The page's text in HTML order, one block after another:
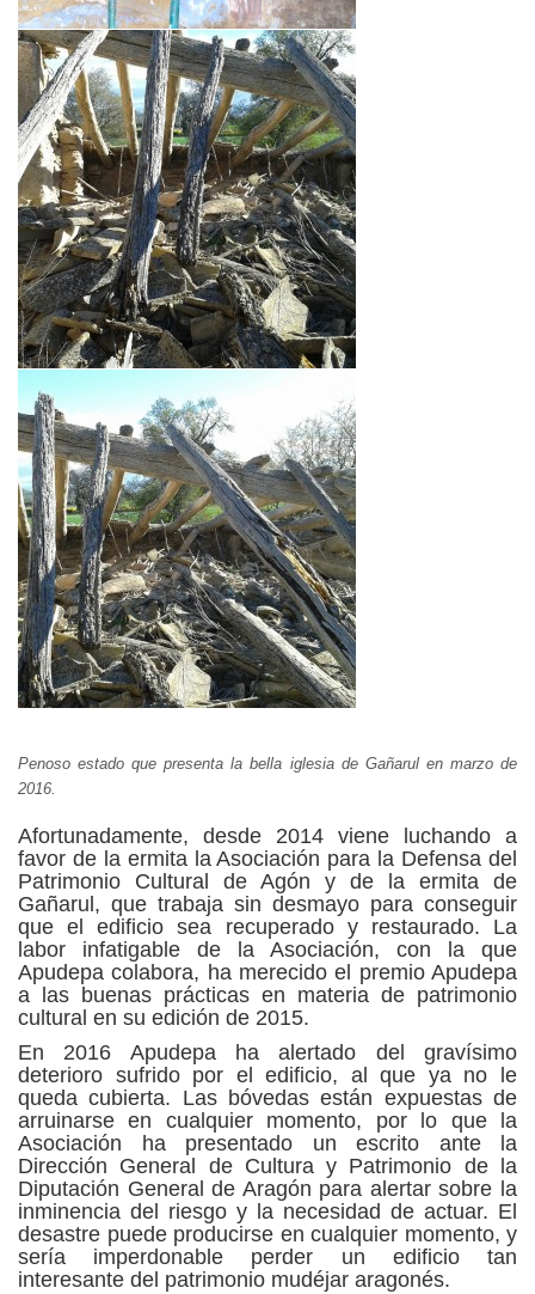
Penoso estado que presenta la bella iglesia de Gañarul en marzo de
2016.
Afortunadamente, desde 2014 viene luchando a
favor de la ermita la Asociación para la Defensa del
Patrimonio Cultural de Agón y de la ermita de
Gañarul, que trabaja sin desmayo para conseguir
que el edificio sea recuperado y restaurado. La
labor infatigable de la Asociación, con la que
Apudepa colabora, ha merecido el premio Apudepa
a las buenas prácticas en materia de patrimonio
cultural en su edición de 2015.
En 2016 Apudepa ha alertado del gravísimo
deterioro sufrido por el edificio, al que ya no le
queda cubierta. Las bóvedas están expuestas de
arruinarse en cualquier momento, por lo que la
Asociación ha presentado un escrito ante la
Dirección General de Cultura y Patrimonio de la
Diputación General de Aragón para alertar sobre la
inminencia del riesgo y la necesidad de actuar. El
desastre puede producirse en cualquier momento, y
sería imperdonable perder un edificio tan
interesante del patrimonio mudéjar aragonés.